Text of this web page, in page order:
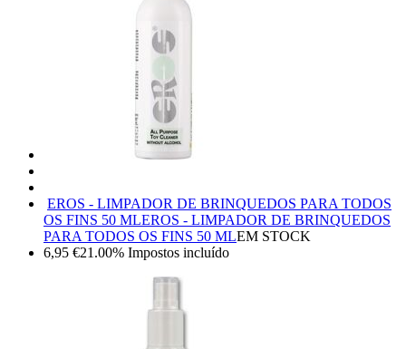
EROS - LIMPADOR DE BRINQUEDOS PARA TODOS
OS FINS 50 MLEROS - LIMPADOR DE BRINQUEDOS
PARA TODOS OS FINS 50 MLEM STOCK
6,95 €21.00% Impostos incluído